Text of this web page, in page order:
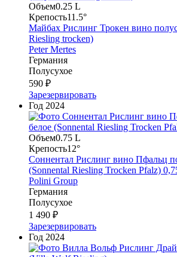
Объем0.25 L
Крепость11.5°
Майбах Рислинг Трокен вино
Riesling trocken)
Peter Mertes
Германия
Полусухое
590 ₽
Зарезервировать
Год 2024
Объем0.75 L
Крепость12°
Соннентал Рислинг вино Пфальц
(Sonnental Riesling Trocken Pfalz)
Polini Group
Германия
Полусухое
1 490 ₽
Зарезервировать
Год 2024